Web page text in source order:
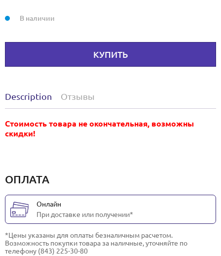
КУПИТЬ
В наличии
Description Отзывы
Стоимость товара не окончательная, возможны
скидки!
ОПЛАТА
Онлайн
При доставке или получении*
*Цены указаны для оплаты безналичным расчетом.
Возможность покупки товара за наличные, уточняйте по
телефону (843) 225-30-80